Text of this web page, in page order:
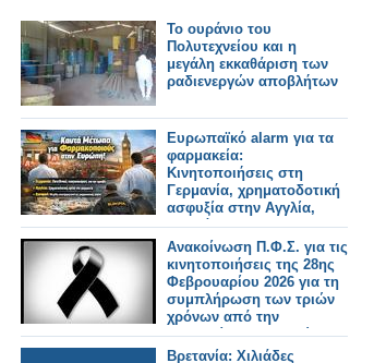
Το ουράνιο του
Πολυτεχνείου και η
μεγάλη εκκαθάριση των
ραδιενεργών αποβλήτων
Ευρωπαϊκό alarm για τα
φαρμακεία:
Κινητοποιήσεις στη
Γερμανία, χρηματοδοτική
ασφυξία στην Αγγλία,
«σαφάρι» της Europol για
παράνομα φάρμακα
Ανακοίνωση Π.Φ.Σ. για τις
κινητοποιήσεις της 28ης
Φεβρουαρίου 2026 για τη
συμπλήρωση των τριών
χρόνων από την
τραγωδία των Τεμπών
Βρετανία: Χιλιάδες